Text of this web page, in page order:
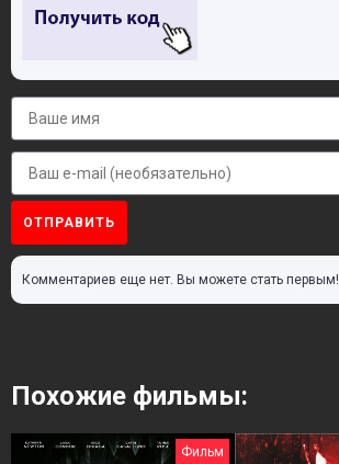
ОТПРАВИТЬ
Комментариев еще нет. Вы можете стать первым!
Похожие фильмы:
Фильм